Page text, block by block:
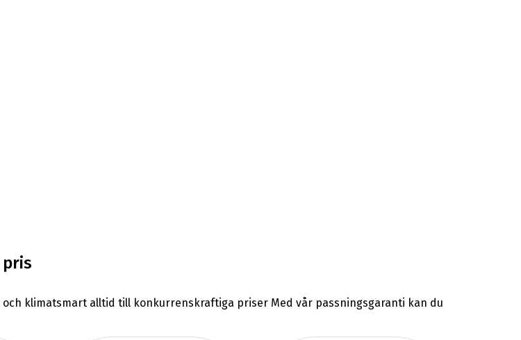
och klimatsmart alltid till konkurrenskraftiga priser Med vår passningsgaranti kan du